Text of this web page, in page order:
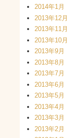
2014年1月
2013年12月
2013年11月
2013年10月
2013年9月
2013年8月
2013年7月
2013年6月
2013年5月
2013年4月
2013年3月
2013年2月